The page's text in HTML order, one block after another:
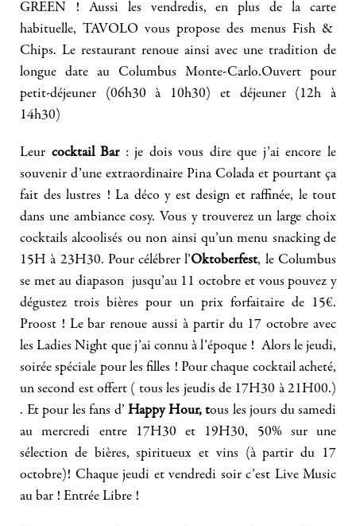
GREEN ! Aussi les vendredis, en plus de la carte
habituelle, TAVOLO vous propose des menus Fish &
Chips. Le restaurant renoue ainsi avec une tradition de
longue date au Columbus Monte-Carlo.Ouvert pour
petit-déjeuner (06h30 à 10h30) et déjeuner (12h à
14h30)
Leur cocktail Bar: je dois vous dire que j’ai encore le
souvenir d’une extraordinaire Pina Colada et pourtant ça
fait des lustres ! La déco y est design et raffinée, le tout
dans une ambiance cosy. Vous y trouverez un large choix
cocktails alcoolisés ou non ainsi qu’un menu snacking de
15H à 23H30. Pour célébrer l’Oktoberfest, le Columbus
se met au diapason jusqu’au 11 octobre et vous pouvez y
dégustez trois bières pour un prix forfaitaire de 15€.
Proost ! Le bar renoue aussi à partir du 17 octobre avec
les Ladies Night que j’ai connu à l’époque ! Alors le jeudi,
soirée spéciale pour les filles ! Pour chaque cocktail acheté,
un second est offert ( tous les jeudis de 17H30 à 21H00.)
. Et pour les fans d’ Happy Hour, tous les jours du samedi
au mercredi entre 17H30 et 19H30, 50% sur une
sélection de bières, spiritueux et vins (à partir du 17
octobre)! Chaque jeudi et vendredi soir c’est Live Music
au bar ! Entrée Libre !